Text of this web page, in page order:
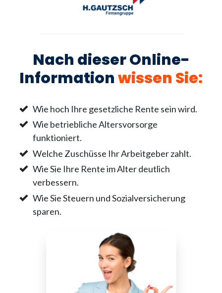
Nach dieser Online-
Informationwissen Sie:
Wie hoch Ihre gesetzliche Rente sein wird.
Wie betriebliche Altersvorsorge
funktioniert.
Welche Zuschüsse Ihr Arbeitgeber zahlt.
Wie Sie Ihre Rente im Alter deutlich
verbessern.
Wie Sie Steuern und Sozialversicherung
sparen.